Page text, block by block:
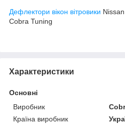
Дефлектори вікон вітровики
Cobra Tuning
Характеристики
Основні
Виробник
Країна виробник